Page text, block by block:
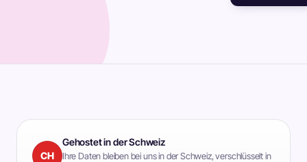
CH
Gehostet in der Schweiz
Ihre Daten bleiben bei uns in der Schweiz, verschlüsselt in